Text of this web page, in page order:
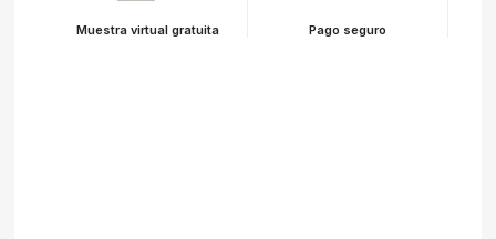
Muestra virtual gratuita Pago seguro